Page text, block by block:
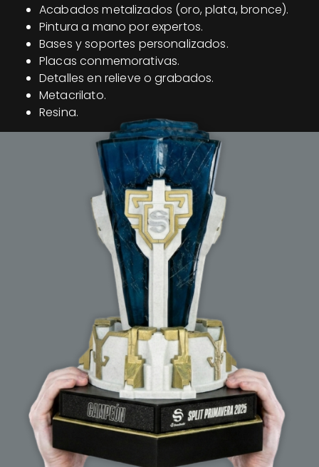
Acabados metalizados (oro, plata, bronce).
Pintura a mano por expertos.
Bases y soportes personalizados.
Placas conmemorativas.
Detalles en relieve o grabados.
Metacrilato.
Resina.